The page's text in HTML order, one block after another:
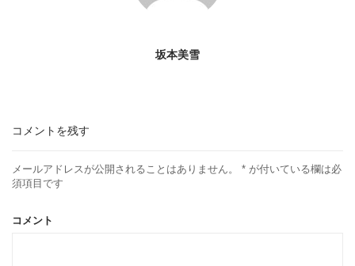
坂本美雪
コメントを残す
メールアドレスが公開されることはありません。 * が付いている欄は必
須項目です
コメント